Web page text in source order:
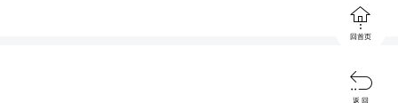
指标都在明显下降，“小胖墩”、“小眼

回首页

返 回